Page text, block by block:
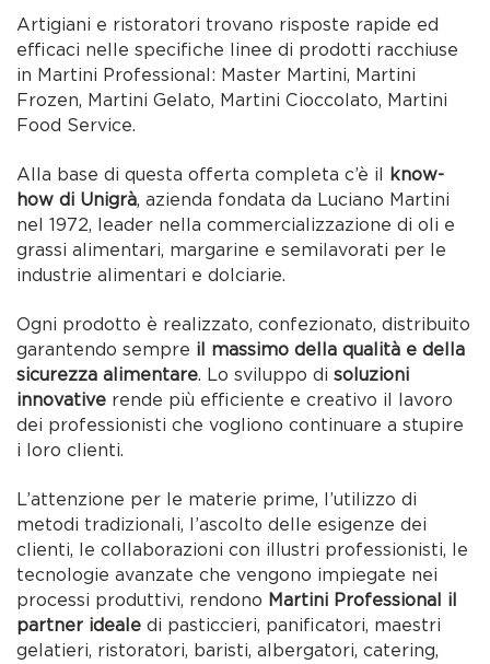
Artigiani e ristoratori trovano risposte rapide ed
efficaci nelle specifiche linee di prodotti racchiuse
in Martini Professional: Master Martini, Martini
Frozen, Martini Gelato, Martini Cioccolato, Martini
Food Service.
Alla base di questa offerta completa c’è il
know-
how di Unigrà, azienda fondata da Luciano Martini
nel 1972, leader nella commercializzazione di oli e
grassi alimentari, margarine e semilavorati per le
industrie alimentari e dolciarie.
Ogni prodotto è realizzato, confezionato, distribuito
garantendo sempre il massimo della qualità e della
sicurezza alimentare. Lo sviluppo disoluzioni
innovative rende più efficiente e creativo il lavoro
dei professionisti che vogliono continuare a stupire
i loro clienti.
L’attenzione per le materie prime, l’utilizzo di
metodi tradizionali, l’ascolto delle esigenze dei
clienti, le collaborazioni con illustri professionisti, le
tecnologie avanzate che vengono impiegate nei
processi produttivi, rendono Martini Professional il
partner ideale di pasticcieri, panificatori, maestri
gelatieri, ristoratori, baristi, albergatori, catering,